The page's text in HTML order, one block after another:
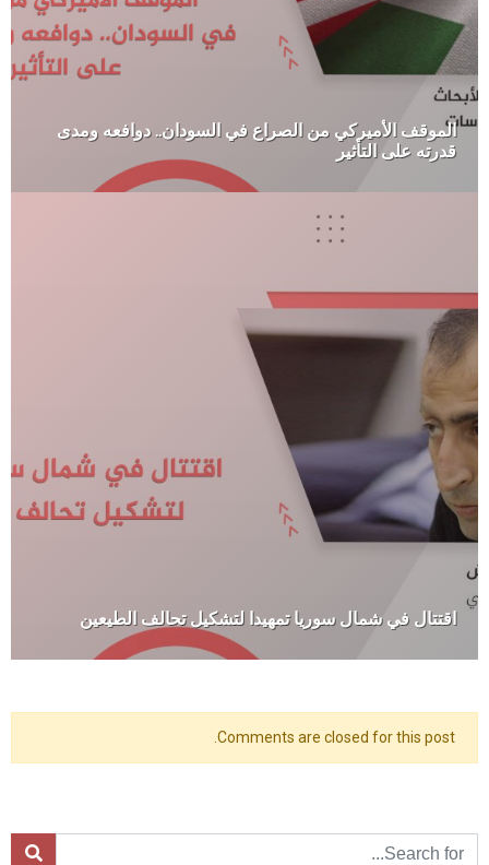
الموقف الأميركي من الصراع في السودان.. دوافعه ومدى
قدرته على التأثير
اقتتال في شمال سوريا تمهيدا لتشكيل تحالف الطيعين
Comments are closed for this post.